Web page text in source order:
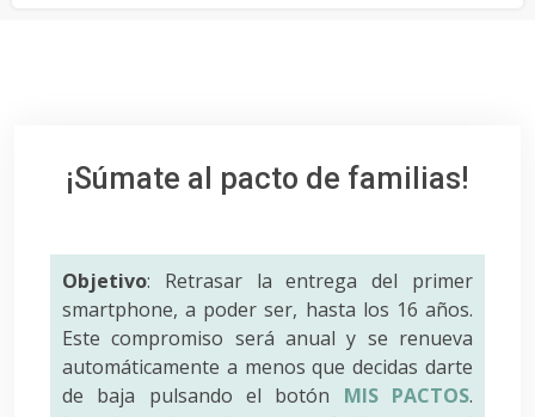
¡Súmate al pacto de familias!
Objetivo: Retrasar la entrega del primer
smartphone, a poder ser, hasta los 16 años.
Este compromiso será anual y se renueva
automáticamente a menos que decidas darte
de baja pulsando el botón MIS PACTOS.